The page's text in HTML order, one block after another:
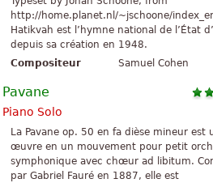
http://home.planet.nl/~jschoone/
Hatikvah est l’hymne national de l’État
depuis sa création en 1948.
Compositeur
Samuel Cohen
Pavane
Piano Solo
La Pavane op. 50 en fa dièse mineur est
œuvre en un mouvement pour petit
symphonique avec chœur ad libitum.
par Gabriel Fauré en 1887, elle est